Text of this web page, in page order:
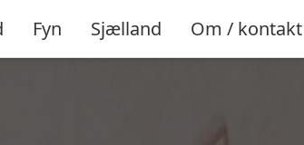
Fyn Sjælland Om / kontakt